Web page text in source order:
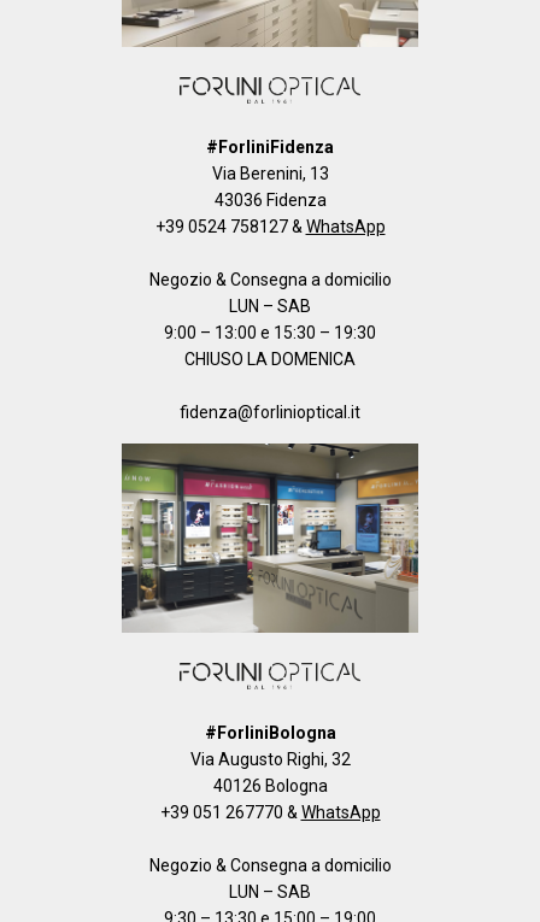
#ForliniFidenza
Via Berenini, 13
43036 Fidenza
+39 0524 758127& WhatsApp
Negozio & Consegna a domicilio
LUN – SAB
9:00 – 13:00 e 15:30 – 19:30
CHIUSO LA DOMENICA
fidenza@forlinioptical.it
#ForliniBologna
Via Augusto Righi, 32
40126 Bologna
+39 051 267770 & WhatsApp
Negozio & Consegna a domicilio
LUN – SAB